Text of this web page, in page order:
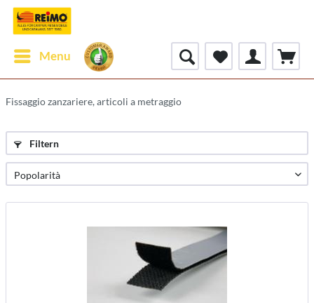
Menu
Fissaggio zanzariere, articoli a metraggio
Filtern